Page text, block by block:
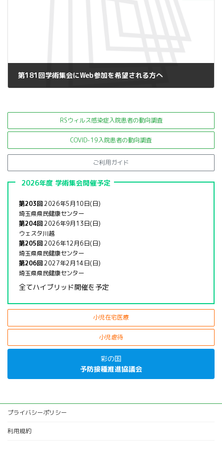
第181回学術集会にWeb参加を希望される方へ
RSウィルス感染症入院患者の動向調査
COVID-19入院患者の動向調査
ご利用ガイド
2026年度 学術集会開催予定
第203回2026年5月10日(日)
埼玉県県民健康センター
第204回2026年9月13日(日)
ウェスタ川越
第205回2026年12月6日(日)
埼玉県県民健康センター
第206回2027年2月14日(日)
埼玉県県民健康センター
全てハイブリッド開催を予定
小児在宅医療
小児虐待
彩の国
予防接種推進協議会
プライバシーポリシー
利用規約